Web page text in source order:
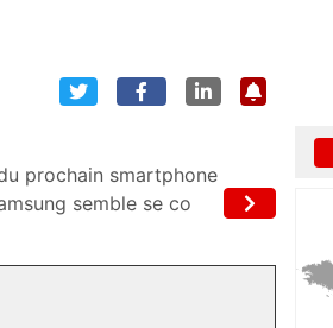
prochain smartphone
semble se co